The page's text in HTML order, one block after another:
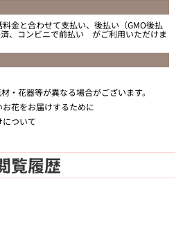
金と合わせて支払い、後払い（GMO後払
、コンビニで前払い がご利用いただけま
・花器等が異なる場合がございます。
花をお届けするために
ついて
覧履歴